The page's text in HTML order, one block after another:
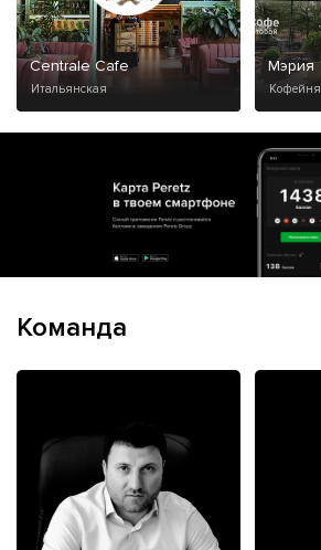
Centrale Cafe
Итальянская
Мэрия
Кофейня
Команда